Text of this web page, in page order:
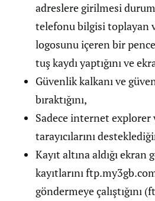
adreslere girilmesi
telefonu bilgisi toplayan
logosunu içeren bir
tuş kaydı yaptığını ve
Güvenlik kalkanı ve
bıraktığını,
Sadece internet
tarayıcılarını
Kayıt altına aldığı
kayıtlarını
göndermeye çalıştığını